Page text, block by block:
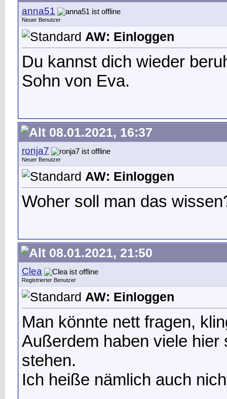
anna51
Neuer Benutzer
AW: Einloggen
Du kannst dich wieder
Sohn von Eva.
08.01.2021, 16:37
ronja7
Neuer Benutzer
AW: Einloggen
Woher soll man das
08.01.2021, 21:50
Clea
Registrierter Benutzer
AW: Einloggen
Man könnte nett fragen,
Außerdem haben viele
stehen.
Ich heiße nämlich auch